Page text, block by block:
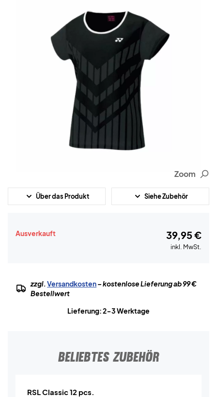
Zoom
Über das Produkt Siehe Zubehör
Ausverkauft 39,95 €
inkl. MwSt.
zzgl.Versandkosten– kostenlose Lieferung ab 99 €
Bestellwert
Lieferung: 2-3 Werktage
BELIEBTES ZUBEHÖR
RSL Classic 12 pcs.